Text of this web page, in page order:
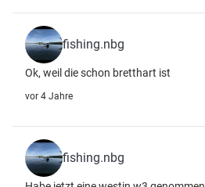
fishing.nbg
Ok, weil die schon bretthart ist
vor 4 Jahre
fishing.nbg